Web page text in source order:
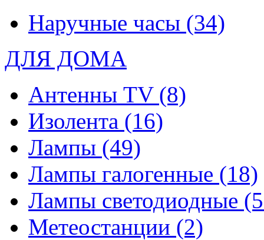
Наручные часы (34)
ДЛЯ ДОМА
Антенны TV (8)
Изолента (16)
Лампы (49)
Лампы галогенные (18)
Лампы светодиодные
Метеостанции (2)